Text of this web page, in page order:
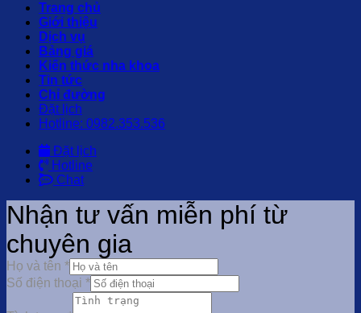
Trang chủ
Giới thiệu
Dịch vụ
Bảng giá
Kiến thức nha khoa
Tin tức
Chỉ đường
Đặt lịch
Hotline: 0982.353.536
Đặt lịch
Hotline
Chat
Nhận tư vấn miễn phí từ
chuyên gia
Họ và tên *
Số điện thoại *